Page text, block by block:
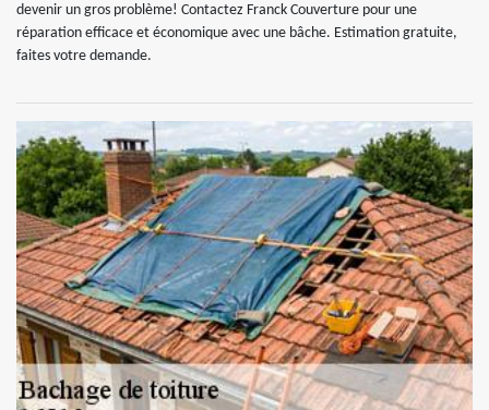
devenir un gros problème! Contactez Franck Couverture pour une
réparation efficace et économique avec une bâche. Estimation gratuite,
faites votre demande.